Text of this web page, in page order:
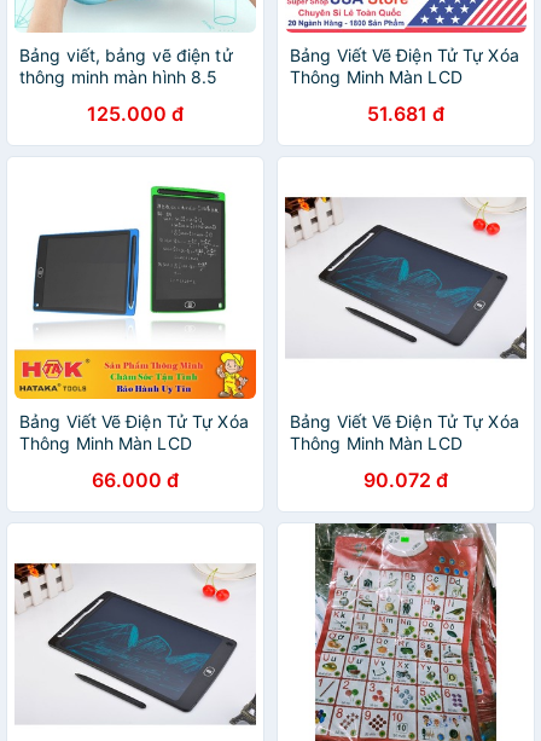
Bảng viết, bảng vẽ điện tử
thông minh màn hình 8.5
125.000 đ
Bảng Viết Vẽ Điện Tử Tự Xóa
Thông Minh Màn LCD
51.681 đ
Bảng Viết Vẽ Điện Tử Tự Xóa
Thông Minh Màn LCD
66.000 đ
Bảng Viết Vẽ Điện Tử Tự Xóa
Thông Minh Màn LCD
90.072 đ